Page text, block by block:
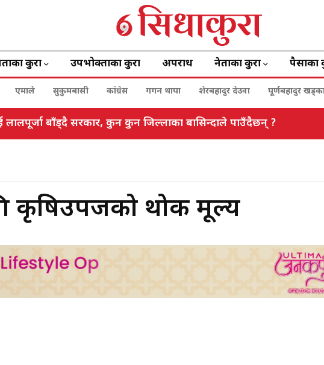
कुरा उपभोक्ताका कुरा अपराध नेताका कुरा पैसाका
एमाले सुकुमबासी कांग्रेस गगन थापा शेरबहादुर देउवा पूर्णबहादुर
लालपूर्जा बाँड्दै सरकार, कुन कुन जिल्लाका बासिन्दाले पाउँदैछन् ?
कृषिउपजको थोक मूल्य